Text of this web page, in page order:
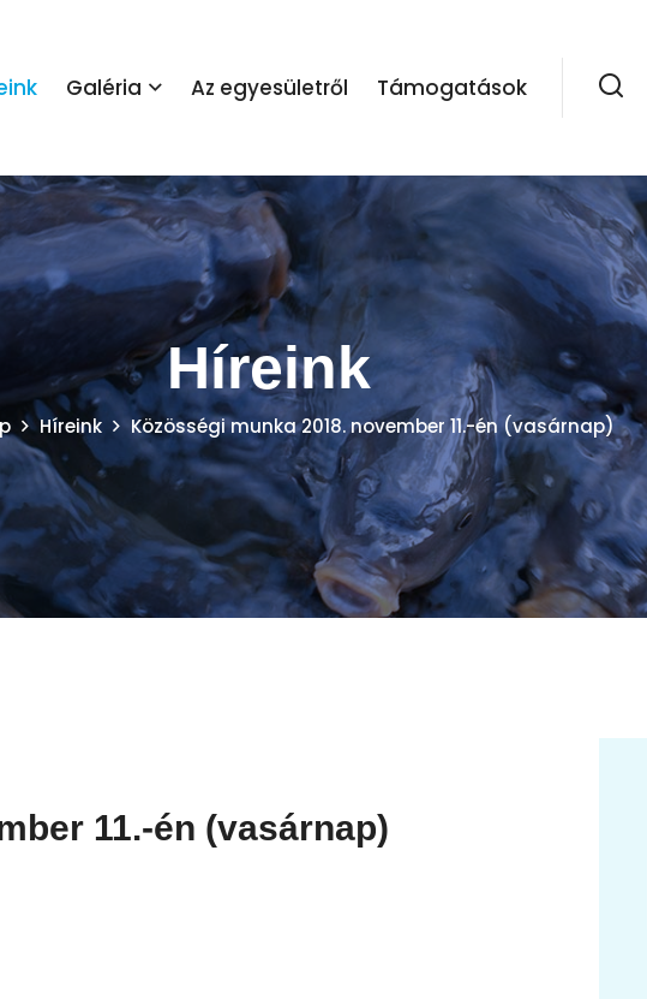
Galéria Az egyesületről Támogatások
Híreink
Híreink Közösségi munka 2018. november 11.-én (vasárnap)
11.-én (vasárnap)